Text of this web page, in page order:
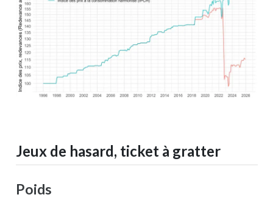
Jeux de hasard, ticket à gratter
Poids